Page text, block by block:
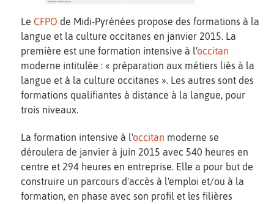
Le CFPO de Midi-Pyrénées propose des formations à la
langue et la culture occitanes en janvier 2015. La
première est une formation intensive à l'occitan
moderne intitulée : « préparation aux métiers liés à la
langue et à la culture occitanes ». Les autres sont des
formations qualifiantes à distance à la langue, pour
trois niveaux.
La formation intensive à l'occitan moderne se
déroulera de janvier à juin 2015 avec 540 heures en
centre et 294 heures en entreprise. Elle a pour but de
construire un parcours d'accès à l'emploi et/ou à la
formation, en phase avec son profil et les filières